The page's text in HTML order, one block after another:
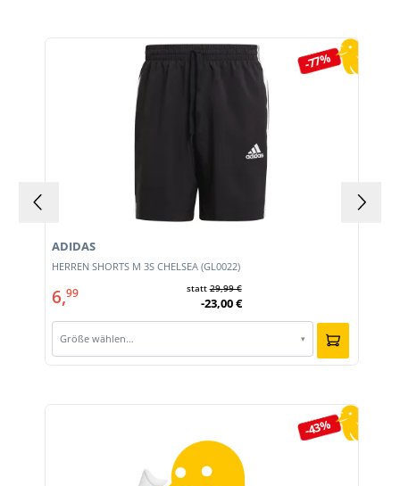
Produktgalerie überspringen
-77%
HERREN SHORTS M 3S CHELSEA (GL0022)
ADIDAS
6,99 statt29,99 €
-23,00 €
Größe wählen… ▾
-43%